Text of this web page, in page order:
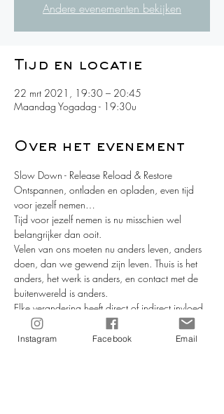
Andere evenementen bekijken
Tijd en locatie
22 mrt 2021, 19:30 – 20:45
Maandag Yogadag - 19:30u
Over het evenement
Slow Down - Release Reload & Restore
Ontspannen, ontladen en opladen, even tijd
voor jezelf nemen…
Tijd voor jezelf nemen is nu misschien wel
belangrijker dan ooit.
Velen van ons moeten nu anders leven, anders
doen, dan we gewend zijn leven. Thuis is het
anders, het werk is anders, en contact met de
buitenwereld is anders.
Elke verandering heeft direct of indirect invloed
op ons, op hoe we ons voelen en op hoe ons
gedragen. En de ene dag gaan we beter met
Instagram Facebook Email